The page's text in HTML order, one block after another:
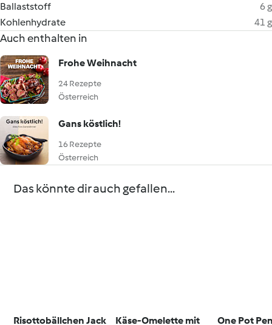
Ballaststoff
6 g
Kohlenhydrate
41 g
Auch enthalten in
Frohe Weihnacht
24 Rezepte
Österreich
Gans köstlich!
16 Rezepte
Österreich
Das könnte dir auch gefallen...
Risottobällchen Jack Käse-Omelette mit One Pot